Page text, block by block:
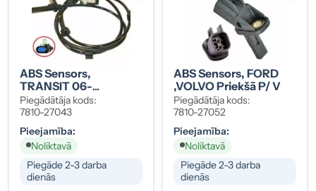
ABS Sensors,
TRANSIT 06-
Aizmugurē Kreisais
Piegādātāja kods:
7810-27043
Pieejamība:
Noliktavā
Piegāde 2-3 darba
dienās
ABS Sensors, FORD
,VOLVO Priekšā P/ V
Piegādātāja kods:
7810-27052
Pieejamība:
Noliktavā
Piegāde 2-3 darba
dienās